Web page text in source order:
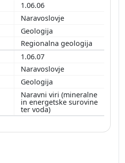
1.06.06
Naravoslovje
Geologija
Regionalna geologija
1.06.07
Naravoslovje
Geologija
Naravni viri (mineralne
in energetske surovine
ter voda)